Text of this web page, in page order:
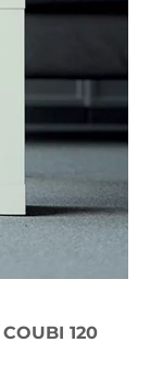
120